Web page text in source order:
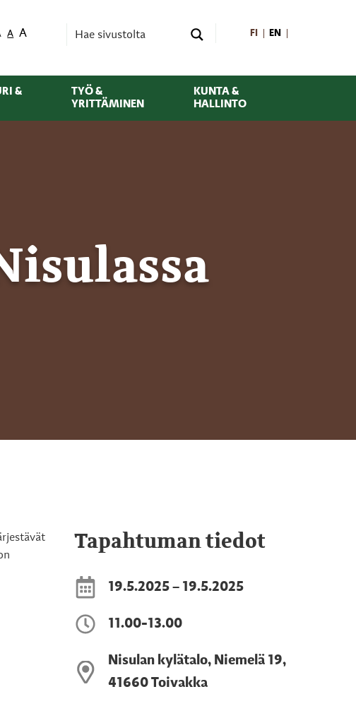
A A FI EN
&
TYÖ &
YRITTÄMINEN
KUNTA &
HALLINTO
Tapahtuman tiedot
19.5.2025 – 19.5.2025
11.00-13.00
Nisulan kylätalo, Niemelä 19,
41660 Toivakka